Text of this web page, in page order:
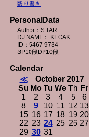
殴り書き
PersonalData
Author：S.TART
DJ NAME：.KECAK
ID：5467-9734
SP10段DP10段
Calendar
≪
October 2017
Su Mo Tu We Th Fr
1
2 3 4 5 6
8
9 10 11 12 13
15 16 17 18 19 20
22 23 24 25 26 27
29 30 31